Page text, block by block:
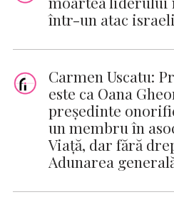
într-un atac
Carmen Uscatu:
este ca Oana
preşedinte
un membru în
Viaţă, dar fără
Adunarea